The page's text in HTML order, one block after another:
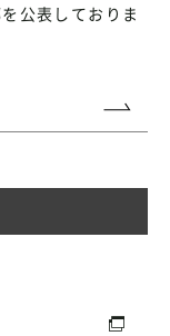
公表しておりま